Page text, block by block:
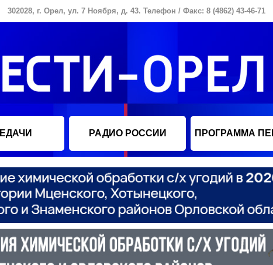
302028, г. Орел, ул. 7 Ноября, д. 43. Телефон / Факс: 8 (4862) 43-46-71
РАДИО РОССИИ ПРОГРАММА